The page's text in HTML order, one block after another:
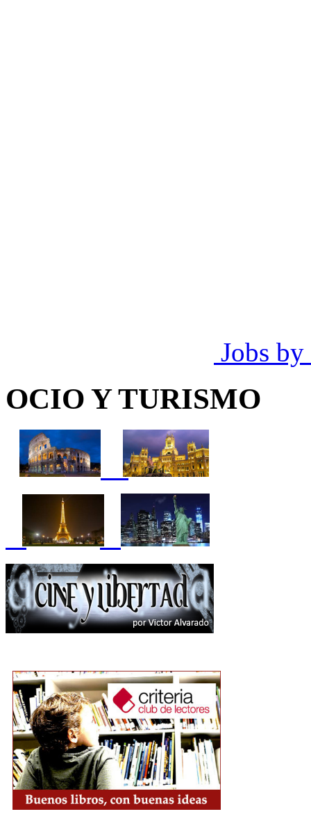
Jobs by
OCIO Y TURISMO